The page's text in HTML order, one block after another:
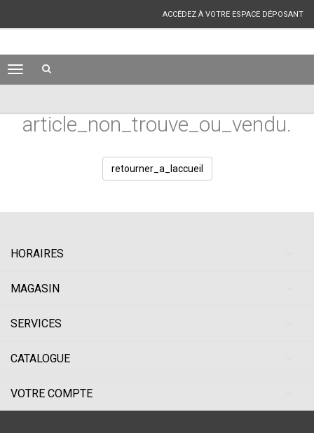
ACCÉDEZ À VOTRE ESPACE DÉPOSANT
article_non_trouve_ou_vendu.
retourner_a_laccueil
HORAIRES
MAGASIN
SERVICES
CATALOGUE
VOTRE COMPTE